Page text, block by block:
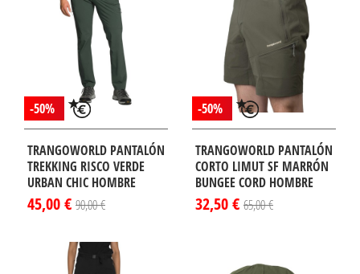
-50%
TRANGOWORLD PANTALÓN
TREKKING RISCO VERDE
URBAN CHIC HOMBRE
45,00 € 90,00 €
-50%
TRANGOWORLD PANTALÓN
CORTO LIMUT SF MARRÓN
BUNGEE CORD HOMBRE
32,50 € 65,00 €